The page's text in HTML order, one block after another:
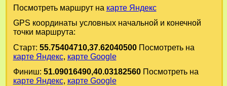
Посмотреть маршрут на карте Яндекс
GPS координаты условных начальной и конечной
точки маршрута:
Старт: 55.75404710,37.62040500Посмотреть на
карте Яндекс, карте Google
Финиш: 51.09016490,40.03182560Посмотреть на
карте Яндекс, карте Google